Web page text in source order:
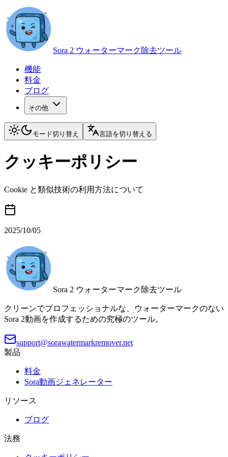
Sora 2 ウォーターマーク除去ツール
機能
料金
ブログ
その他
モード切り替え 言語を切り替える
クッキーポリシー
Cookie と類似技術の利用方法について
2025/10/05
Sora 2 ウォーターマーク除去ツール
クリーンでプロフェッショナルな、ウォーターマークのない
Sora 2動画を作成するための究極のツール。
support@sorawatermarkremover.net
製品
料金
Sora動画ジェネレーター
リソース
ブログ
法務